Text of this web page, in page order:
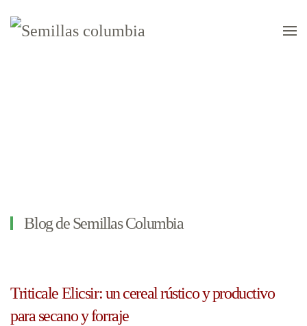
Skip to main content
Blog de Semillas Columbia
Triticale Elicsir: un cereal rústico y productivo
para secano y forraje